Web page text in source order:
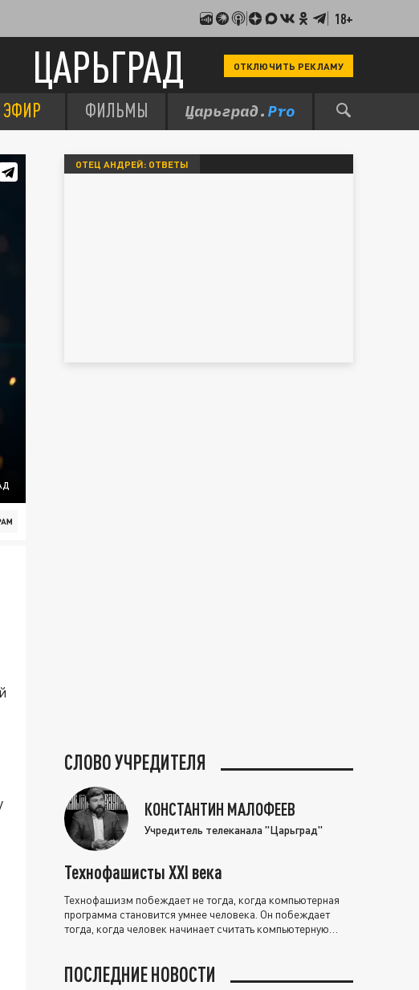
18+
ЦАРЬГРАД ОТКЛЮЧИТЬ РЕКЛАМУ
ЭФИР ФИЛЬМЫ
ОТЕЦ АНДРЕЙ: ОТВЕТЫ
СЛОВО УЧРЕДИТЕЛЯ
КОНСТАНТИН МАЛОФЕЕВ
Учредитель телеканала "Царьград"
Технофашисты XXI века
Технофашизм побеждает не тогда, когда компьютерная
программа становится умнее человека. Он побеждает
тогда, когда человек начинает считать компьютерную
ПОСЛЕДНИЕ НОВОСТИ